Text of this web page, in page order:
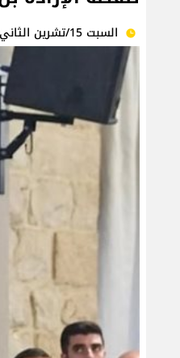
السبت 15/تشرين الثاني/2025 - 07:42 م